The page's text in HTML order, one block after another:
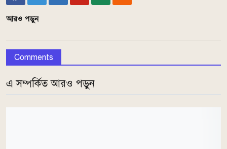
আরও পড়ুন
Comments
এ সম্পর্কিত আরও পড়ুন